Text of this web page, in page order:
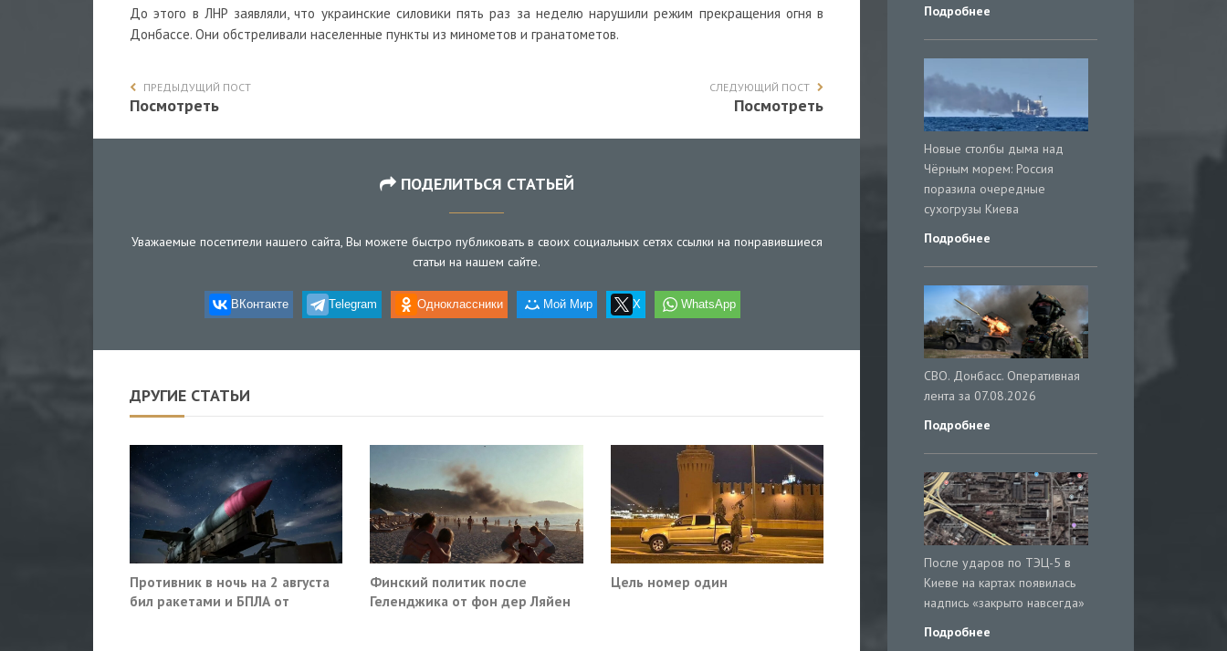
До этого в ЛНР заявляли, что украинские силовики пять раз за неделю нарушили режим прекращения огня в
Донбассе. Они обстреливали населенные пункты из минометов и гранатометов.
ПРЕДЫДУЩИЙ ПОСТ
Посмотреть
СЛЕДУЮЩИЙ ПОСТ
Посмотреть
ПОДЕЛИТЬСЯ СТАТЬЕЙ
Уважаемые посетители нашего сайта, Вы можете быстро публиковать в своих социальных сетях ссылки на понравившиеся
статьи на нашем сайте.
ВКонтакте Telegram Одноклассники Мой Мир X WhatsApp
ДРУГИЕ СТАТЬИ
Противник в ночь на 2 августа
бил ракетами и БПЛА от
Финский политик после
Геленджика от фон дер Ляйен
Цель номер один
Подробнее
Новые столбы дыма над
Чёрным морем: Россия
поразила очередные
сухогрузы Киева
Подробнее
СВО. Донбасс. Оперативная
лента за 07.08.2026
Подробнее
После ударов по ТЭЦ-5 в
Киеве на картах появилась
надпись «закрыто навсегда»
Подробнее